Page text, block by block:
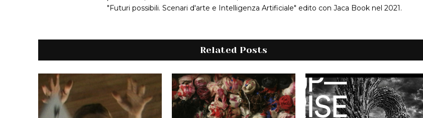
"Futuri possibili. Scenari d'arte e Intelligenza Artificiale" edito con Jaca Book nel 2021.
Related Posts